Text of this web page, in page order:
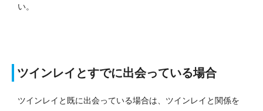
い。
ツインレイとすでに出会っている場合
ツインレイと既に出会っている場合は、ツインレイと関係を